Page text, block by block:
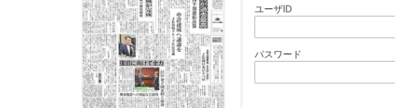
ユーザID
パスワード